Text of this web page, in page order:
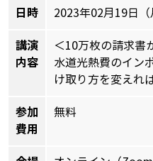
日時 2023年02月19日
講演
内容
＜10万枚の請求書
水道光熱費のイン
け取り方を変えれ
参加
費用
無料